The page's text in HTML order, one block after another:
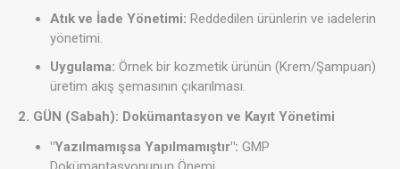
Atık ve İade Yönetimi: Reddedilen ürünlerin ve iadelerin
yönetimi.
Uygulama: Örnek bir kozmetik ürünün (Krem/Şampuan)
üretim akış şemasının çıkarılması.
2. GÜN (Sabah): Dokümantasyon ve Kayıt Yönetimi
"Yazılmamışsa Yapılmamıştır": GMP